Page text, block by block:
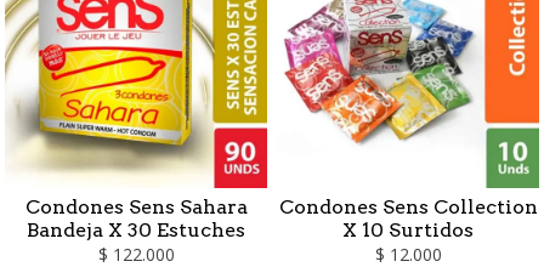
Condones Sens Sahara
Bandeja X 30 Estuches
$ 122.000
Condones Sens Collection
X 10 Surtidos
$ 12.000